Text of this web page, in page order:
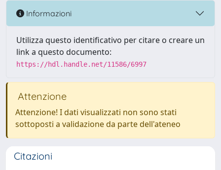
Informazioni
Utilizza questo identificativo per citare o creare un
link a questo documento:
https://hdl.handle.net/11586/6997
Attenzione
Attenzione! I dati visualizzati non sono stati
sottoposti a validazione da parte dell'ateneo
Citazioni